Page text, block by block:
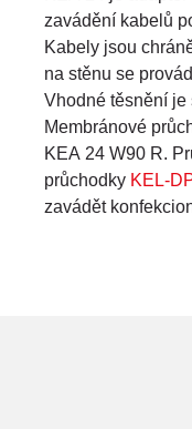
zavádění kabelů
Kabely jsou
na stěnu se
Vhodné těsnění je
Membránové
KEA 24 W90 R.
průchodky KEL-
zavádět